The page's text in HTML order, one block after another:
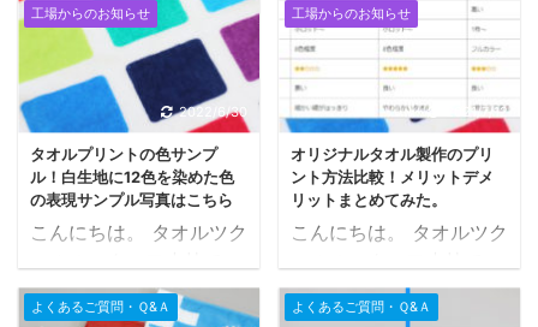
コンサートグッズ・イベ
ント・スポーツ応援など
など 多彩なデザインをプ
リントできるので幅広く
使われている生地です。
こん ...
きました……。 そこ
で！！ タオルツクール製
造元のヒアサ(株)が応え
ます！！叶えます！！や
り遂げます！！ 作ってみ
たいタオルのご要望お聞
か ...
ォームなど．．． 音楽イ
ベントにちなんでピア
ノ・ギターのピックな
ど．．． 結婚式に出席し
てくれたゲストに渡すプ
チギフトなど・・・ 思い
出に残るような記念の１
枚にしたい！！ タオルは
普段そんなに持ち歩かな
ックやカバンに入って
により初回注文よりお得
に購入できますので、ぜ
ひご利用ください。 再注
文はマイページからご利
用いただけます。 制作し
たタオルを追加で注文し
たい 去年制作したタオル
を今年も注文したい 再注
文の注意事項 初回注文と
同じデザイン・同じ色数
のみ再注文が可能です。
工場からのお知らせ
2022/6/30
タオルプリントの色サンプ
ル！白生地に12色を染めた色
の表現サンプル写真はこちら
こんにちは。 タオルツク
す。 タオルに染まった色
サンプルを確認した
工場からのお知らせ
2021/7/12
オリジナルタオル製作のプリ
ント方法比較！メリットデメ
リットまとめてみた。
こんにちは。 タオルツク
す。 オリジナルタオルを
製作する場合、①織り
よくあるご質問・Ｑ&Ａ よくあるご質問・Ｑ&Ａ